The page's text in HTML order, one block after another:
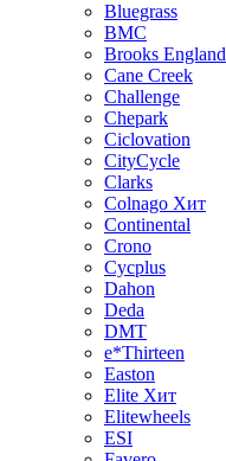
Bluegrass
BMC
Brooks England
Cane Creek
Challenge
Chepark
Ciclovation
CityCycle
Clarks
Colnago Хит
Continental
Crono
Cycplus
Dahon
Deda
DMT
e*Thirteen
Easton
Elite Хит
Elitewheels
ESI